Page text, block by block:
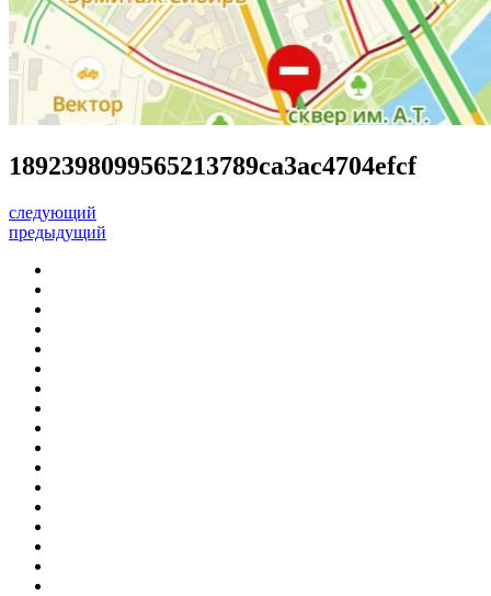
1892398099565213789ca3ac4704efcf
следующий
предыдущий